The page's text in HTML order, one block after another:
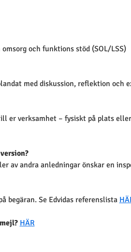
och funktions stöd (SOL/LSS)
med diskussion, reflektion och
er verksamhet – fysiskt på plats
av andra anledningar önskar en
begäran. Se Edvidas referenslista
HÄR